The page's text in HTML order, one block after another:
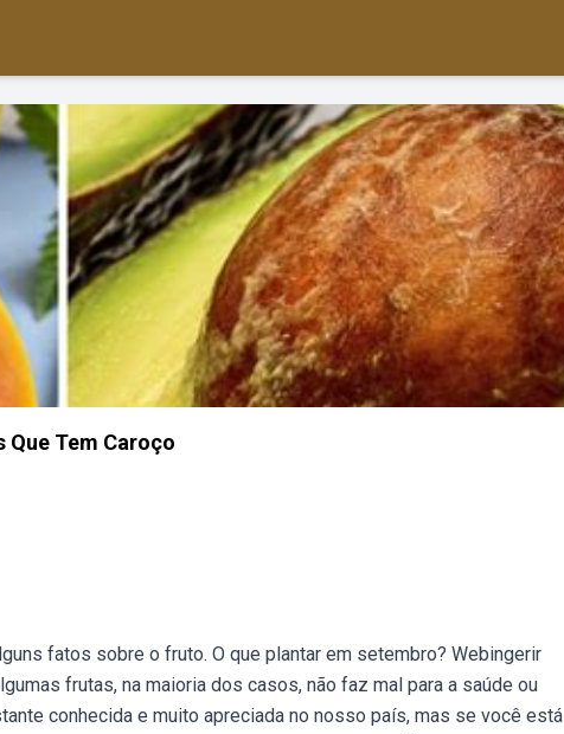
Que Tem Caroço
fatos sobre o fruto. O que plantar em setembro? Webingerir
frutas, na maioria dos casos, não faz mal para a saúde ou
conhecida e muito apreciada no nosso país, mas se você está